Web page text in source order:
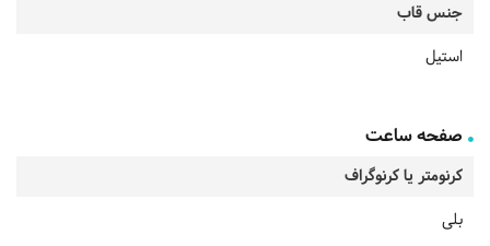
جنس قاب
استیل
صفحه ساعت
کرنومتر یا کرنوگراف
بلی